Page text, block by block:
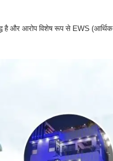
है और आरोप विशेष रूप से EWS (आर्थिक